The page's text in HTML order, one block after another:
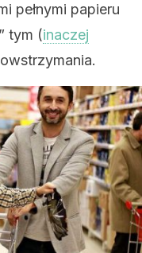
pełnymi papieru
tym (inaczej